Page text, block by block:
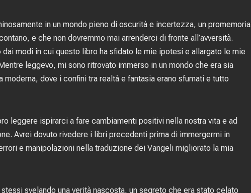
in un mondo pieno di oscurità e incertezza, un promemoria
e che non dovremmo mai arrenderci di fronte all’avversità.
modi in cui questo libro ha sfidato le mie ipotesi e allargato le mie
leggevo, mi sono ritrovato immerso in un mondo che era sia
dove i confini tra realtà e fantasia erano sfumati e tutto
leggere ispirarci a fare cambiamenti positivi nella nostra vita e ad
Avrei dovuto rivedere i libri precedenti prima di immergermi in
e manipolazioni nella traduzione dei Vangeli migliorato la mia
svelando una verità nascosta, un segreto che era stato celato